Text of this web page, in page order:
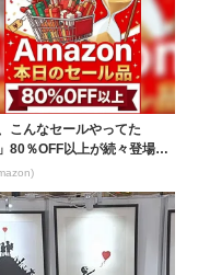
、こんなセールやってた
80％OFF以上が続々登場！
の本気が...